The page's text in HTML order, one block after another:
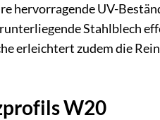
hervorragende UV-
Stahlblech
erleichtert zudem die
W20